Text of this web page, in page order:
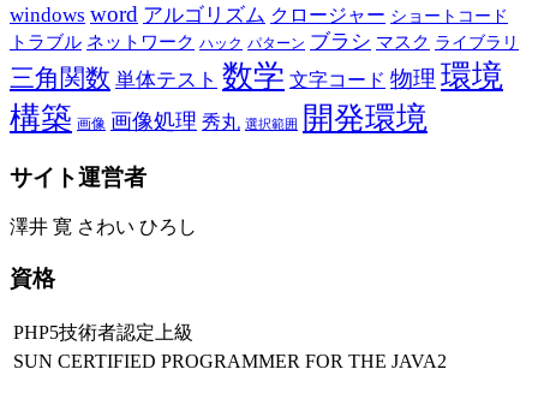
windows word アルゴリズム クロージャー ショートコード
トラブル ネットワーク ハック パターン ブラシ マスク ライブラリ
三角関数 単体テスト 数学 文字コード 物理 環境
構築 画像 画像処理 秀丸 選択範囲 開発環境
サイト運営者
澤井 寛 さわい ひろし
資格
PHP5技術者認定上級
SUN CERTIFIED PROGRAMMER FOR THE JAVA2